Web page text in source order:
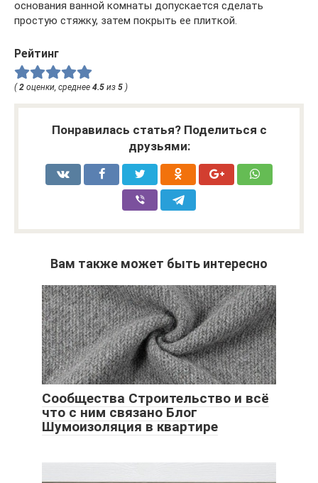
основания ванной комнаты допускается сделать
простую стяжку, затем покрыть ее плиткой.
Рейтинг
(2 оценки, среднее 4.5 из 5 )
Понравилась статья? Поделиться с
друзьями:
Вам также может быть интересно
Сообщества Строительство и всё
что с ним связано Блог
Шумоизоляция в квартире